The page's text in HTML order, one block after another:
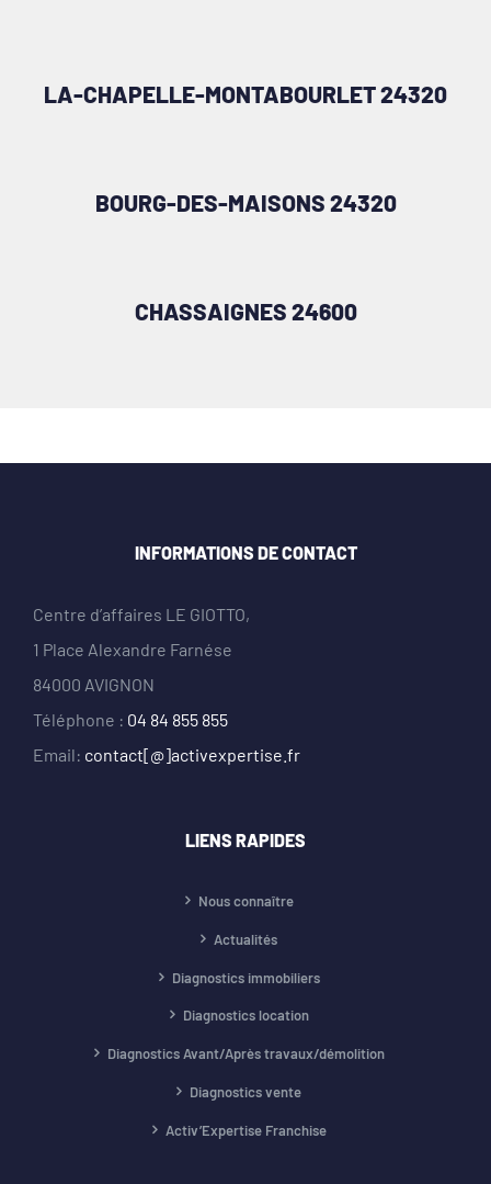
LA-CHAPELLE-MONTABOURLET 24320
BOURG-DES-MAISONS 24320
CHASSAIGNES 24600
INFORMATIONS DE CONTACT
Centre d’affaires LE GIOTTO,
1 Place Alexandre Farnése
84000 AVIGNON
Téléphone : 04 84 855 855
Email: contact[@]activexpertise.fr
LIENS RAPIDES
Nous connaître
Actualités
Diagnostics immobiliers
Diagnostics location
Diagnostics Avant/Après travaux/démolition
Diagnostics vente
Activ’Expertise Franchise